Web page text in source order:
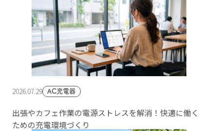
2026.07.29 AC充電器
出張やカフェ作業の電源ストレスを解消！快適に働く
ための充電環境づくり